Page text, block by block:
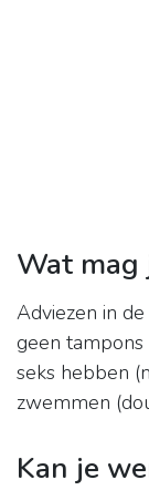
Wat mag
Adviezen in
geen
seks hebben
zwemmen
Kan je